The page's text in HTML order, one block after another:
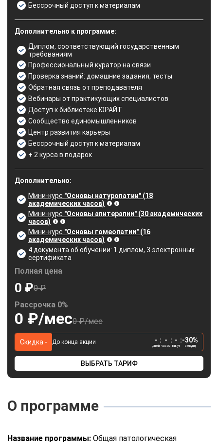
Бессрочный доступ к материалам
Дополнительно к программе:
Диплом, соответствующий государственным
требованиям
Профессиональный куратор на связи
Проверка знаний: домашние задания, тесты
Обратная связь от преподавателя
Вебинары от практикующих специалистов
Доступ к библиотеке ЮРАЙТ
Сообщество единомышленников
Центр развития карьеры
Бессрочный доступ к материалам
+ 2 курса в подарок
Дополнительно:
Мини-курс "Основы натуропатии" (18
академических часов)
Мини-курс "Основы апитерапии" (30 академических
часов)
Мини-курс "Основы гомеопатии" (16
академических часов)
4 документа об обучении: 1 диплом, 3 электронных
сертификата
Полная цена
0 ₽0 ₽
Рассрочка 0%
0 ₽/мес0 ₽/мес
Скидка - До конца акции -
дней
: -
часов
: -
минут
:-30%
секунд
ВЫБРАТЬ ТАРИФ
О программе
Название программы: Общая патологическая